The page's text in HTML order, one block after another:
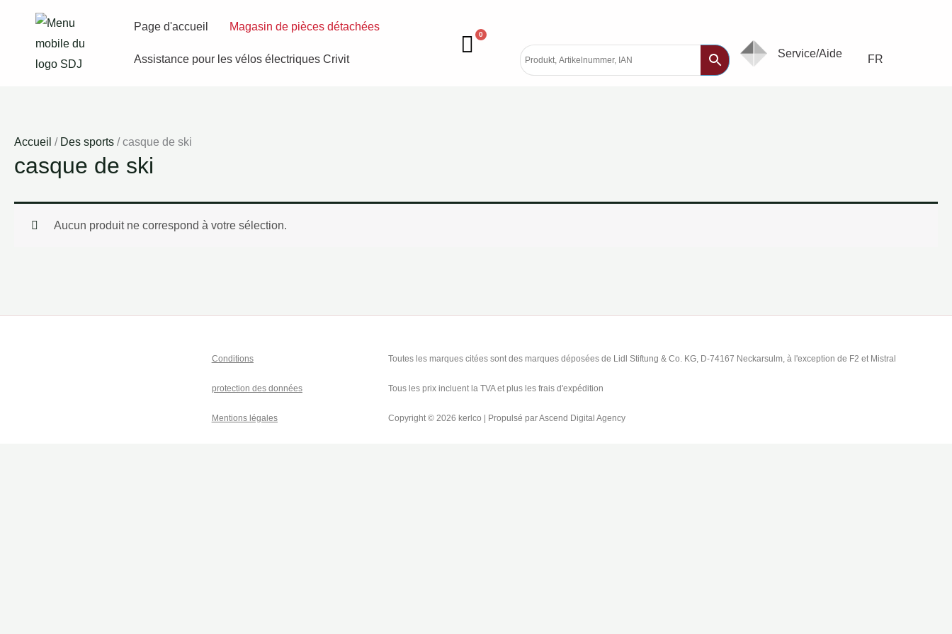
contenu
Page d'accueil Magasin de pièces détachées
Assistance pour les vélos électriques Crivit
0
Service/Aide FR
Accueil / Des sports / casque de ski
casque de ski
Aucun produit ne correspond à votre sélection.
Conditions
protection des données
Mentions légales
Toutes les marques citées sont des marques déposées de Lidl Stiftung & Co. KG, D-74167 Neckarsulm, à l'exception de F2 et Mistral
Tous les prix incluent la TVA et plus les frais d'expédition
Copyright © 2026 kerlco | Propulsé par Ascend Digital Agency